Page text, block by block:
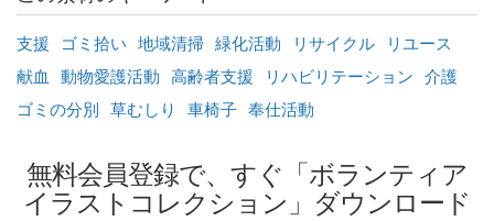
支援 ゴミ拾い 地域清掃 緑化活動 リサイクル
リユース
献血
動物愛護活動 高齢者支援 リハビリテーション 介護
ゴミの分別 草むしり 車椅子 奉仕活動
無料会員登録で、すぐ「ボランティア
イラストコレクション」ダウンロード